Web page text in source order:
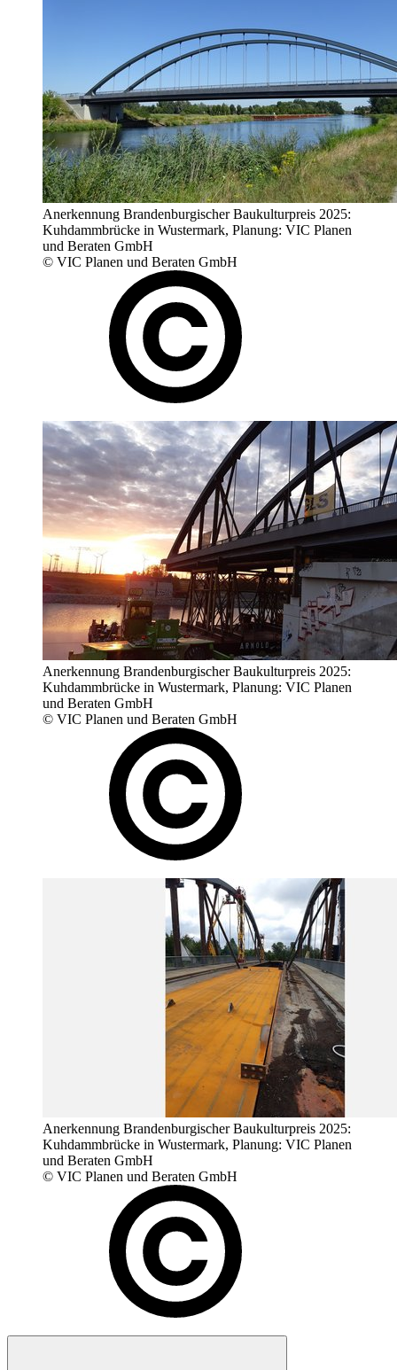
Anerkennung Brandenburgischer Baukulturpreis 2025:
Kuhdammbrücke in Wustermark, Planung: VIC Planen
und Beraten GmbH
© VIC Planen und Beraten GmbH
Anerkennung Brandenburgischer Baukulturpreis 2025:
Kuhdammbrücke in Wustermark, Planung: VIC Planen
und Beraten GmbH
© VIC Planen und Beraten GmbH
Anerkennung Brandenburgischer Baukulturpreis 2025:
Kuhdammbrücke in Wustermark, Planung: VIC Planen
und Beraten GmbH
© VIC Planen und Beraten GmbH